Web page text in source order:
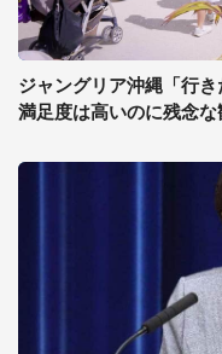
ジャングリア沖縄「行
満足度は高いのに残念